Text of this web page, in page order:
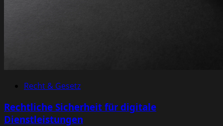
Recht & Gesetz
Rechtliche Sicherheit für digitale
Dienstleistungen